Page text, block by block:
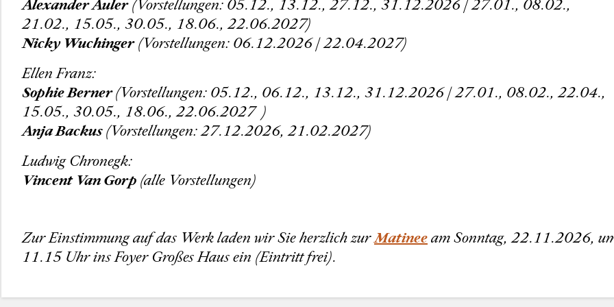
21.02., 15.05., 30.05., 18.06., 22.06.2027)
Nicky Wuchinger(Vorstellungen: 06.12.2026 | 22.04.2027)
Ellen Franz:
Sophie Berner(Vorstellungen: 05.12., 06.12., 13.12., 31.12.2026 | 27.01., 08.02., 22.04.,
15.05., 30.05., 18.06., 22.06.2027 )
Anja Backus(Vorstellungen: 27.12.2026, 21.02.2027)
Ludwig Chronegk:
Vincent Van Gorp(alle Vorstellungen)
Zur Einstimmung auf das Werk laden wir Sie herzlich zurMatineeam Sonntag, 22.11.2026,
11.15 Uhr ins Foyer Großes Haus ein (Eintritt frei).